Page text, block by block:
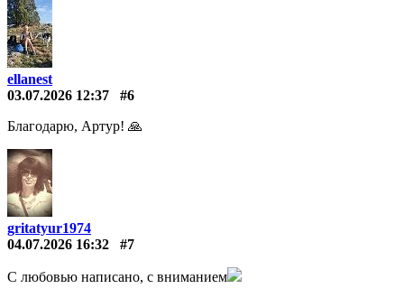
ellanest
03.07.2026 12:37
#6
Благодарю, Артур! 🙏
gritatyur1974
04.07.2026 16:32
#7
С любовью написано, с вниманием